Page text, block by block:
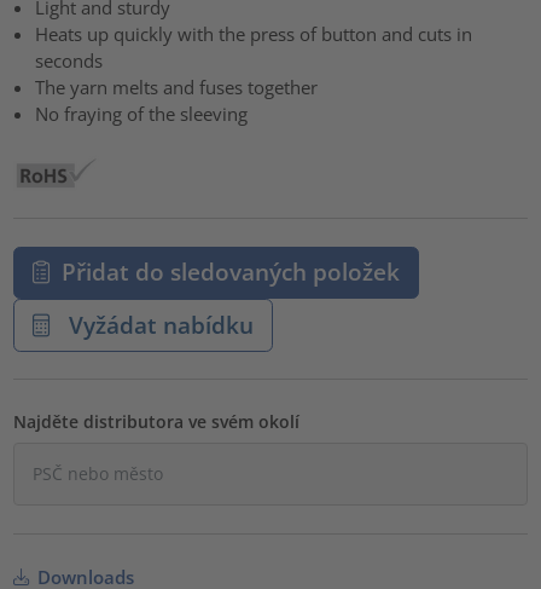
Light and sturdy
Heats up quickly with the press of button and cuts in
seconds
The yarn melts and fuses together
No fraying of the sleeving
Přidat do sledovaných položek
Vyžádat nabídku
Najděte distributora ve svém okolí
Downloads